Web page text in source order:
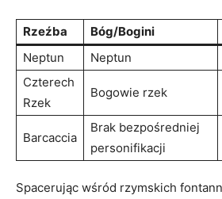
Rzeźba Bóg/Bogini
Neptun
Neptun
Czterech
Rzek
Bogowie rzek
Barcaccia
Brak bezpośredniej
personifikacji
Spacerując wśród rzymskich